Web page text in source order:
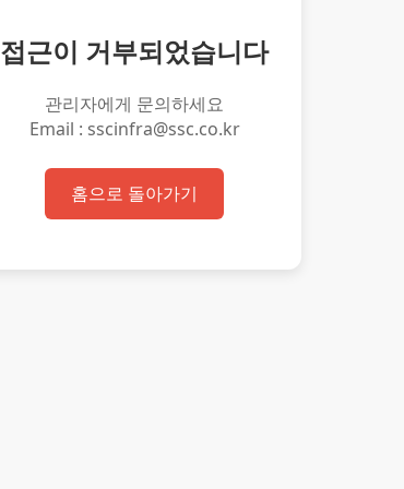
접근이 거부되었습니다
관리자에게 문의하세요
Email : sscinfra@ssc.co.kr
홈으로 돌아가기